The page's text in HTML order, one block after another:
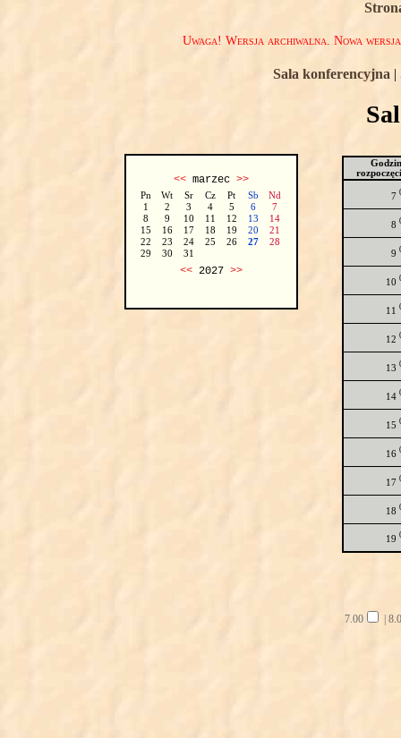
Uwaga! Wersja archiwalna. Nowa
Sala konferencyjna |
<<marzec >>
Pn Wt Sr Cz Pt Sb
Nd
1
2 3 4 5 6
7
8
9 10 11 12 13
14
15
16 17 18 19 20
21
22
23 24 25 26 27
28
29
30 31
<<2027 >>
7
8
9
10
11
12
13
14
15
16
17
18
19
7.00